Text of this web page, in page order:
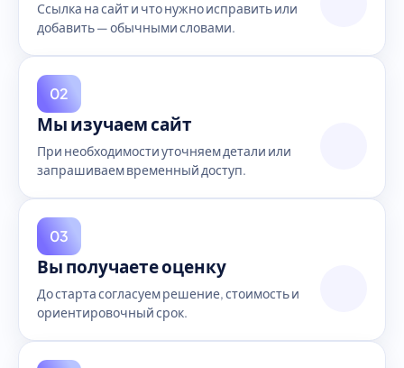
Ссылка на сайт и что нужно исправить или
добавить — обычными словами.
02
Мы изучаем сайт
При необходимости уточняем детали или
запрашиваем временный доступ.
03
Вы получаете оценку
До старта согласуем решение, стоимость и
ориентировочный срок.